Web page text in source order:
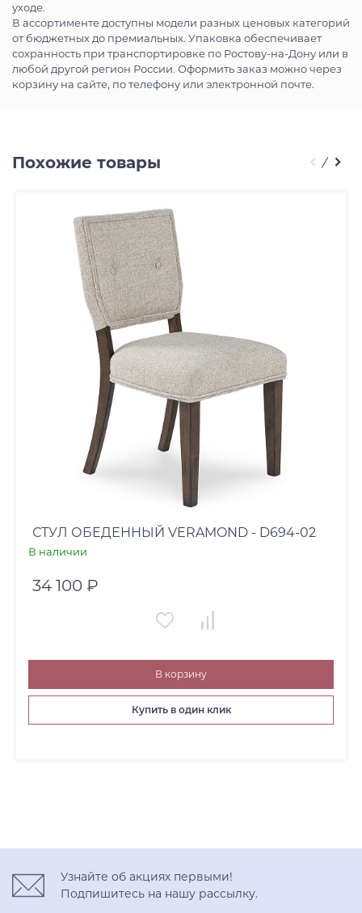
уходе.
В ассортименте доступны модели разных ценовых категорий
от бюджетных до премиальных. Упаковка обеспечивает
сохранность при транспортировке по Ростову-на-Дону или в
любой другой регион России. Оформить заказ можно через
корзину на сайте, по телефону или электронной почте.
Похожие товары
СТУЛ ОБЕДЕННЫЙ VERAMOND - D694-02
В наличии
34 100 ₽
В корзину
Купить в один клик
Узнайте об акциях первыми!
Подпишитесь на нашу рассылку.